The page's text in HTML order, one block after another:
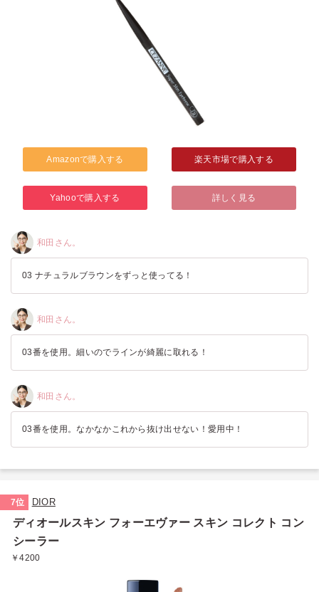
Amazonで購入する 楽天市場で購入する
Yahooで購入する 詳しく見る
和田さん。
03 ナチュラルブラウンをずっと使ってる！
和田さん。
03番を使用。細いのでラインが綺麗に取れる！
和田さん。
03番を使用。なかなかこれから抜け出せない！愛用中！
7位 DIOR
ディオールスキン フォーエヴァー スキン コレクト コン
シーラー
￥4200